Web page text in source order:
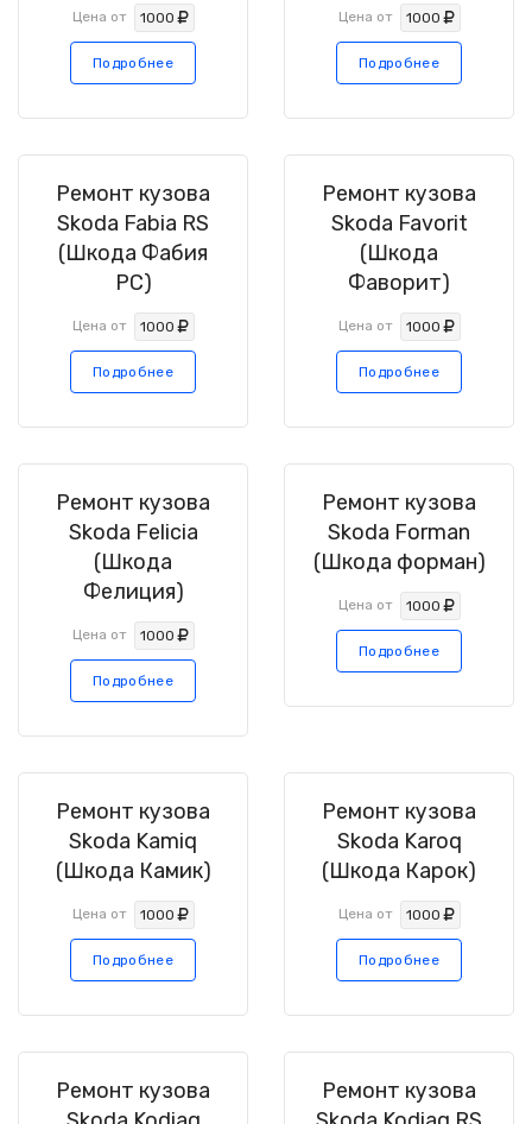
Цена от 1000
Подробнее
Цена от 1000
Подробнее
Ремонт кузова
Skoda Fabia RS
(Шкода Фабия
РС)
Цена от 1000
Подробнее
Ремонт кузова
Skoda Favorit
(Шкода
Фаворит)
Цена от 1000
Подробнее
Ремонт кузова
Skoda Felicia
(Шкода
Фелиция)
Цена от 1000
Подробнее
Ремонт кузова
Skoda Forman
(Шкода форман)
Цена от 1000
Подробнее
Ремонт кузова
Skoda Kamiq
(Шкода Камик)
Цена от 1000
Подробнее
Ремонт кузова
Skoda Karoq
(Шкода Карок)
Цена от 1000
Подробнее
Ремонт кузова
Ремонт кузова